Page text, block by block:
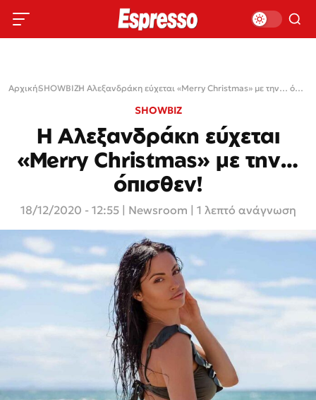
Αρχική›SHOWBIZ› Η Αλεξανδράκη εύχεται «Merry Christmas» με την… όπισθεν!
SHOWBIZ
Η Αλεξανδράκη εύχεται
«Merry Christmas» με την…
όπισθεν!
18/12/2020 - 12:55 Newsroom | 1 λεπτό ανάγνωση